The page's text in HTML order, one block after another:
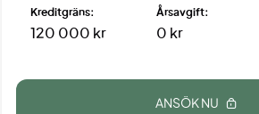
Kreditgräns:
120 000 kr
Årsavgift:
0 kr
ANSÖK NU